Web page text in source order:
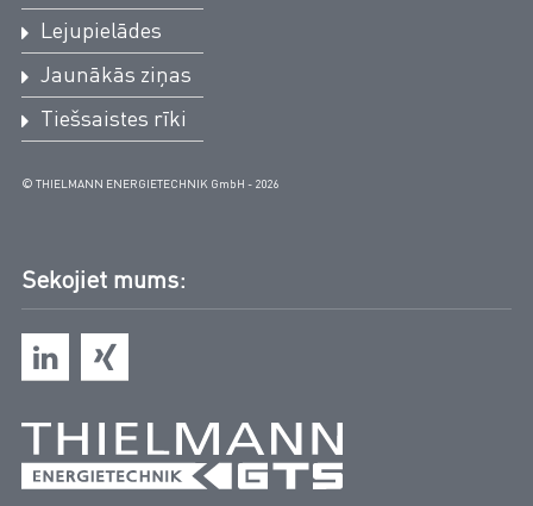
Lejupielādes
Jaunākās ziņas
Tiešsaistes rīki
© THIELMANN ENERGIETECHNIK GmbH - 2026
Sekojiet mums: